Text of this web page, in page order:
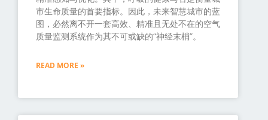
市生命质量的首要指标。因此，未来智慧城市的蓝
图，必然离不开一套高效、精准且无处不在的空气
质量监测系统作为其不可或缺的“神经末梢”。
READ MORE »